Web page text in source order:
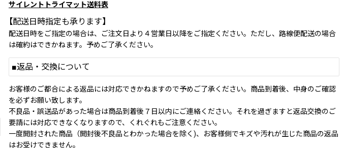
サイレントトライマット送料表
【配送日時指定も承ります】
配送日時をご指定の場合は、ご注文日より４営業日以降をご指定ください。ただし、路線便配送の場合
は確約はできかねます。予めご了承ください。
■返品・交換について
お客様のご都合による返品には対応できかねますので予めご了承ください。商品到着後、中身のご確認
を必ずお願い致します。
不良品・誤送品があった場合は商品到着後７日以内にご連絡ください。それを過ぎますと返品交換のご
要請には対応できなくなりますので、くれぐれもご注意ください。
一度開封された商品（開封後不良品とわかった場合を除く)、お客様側でキズや汚れが生じた商品の返品
はお受けできません。